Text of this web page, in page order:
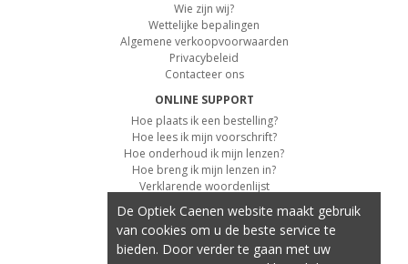
Wie zijn wij?
Wettelijke bepalingen
Algemene verkoopvoorwaarden
Privacybeleid
Contacteer ons
ONLINE SUPPORT
Hoe plaats ik een bestelling?
Hoe lees ik mijn voorschrift?
Hoe onderhoud ik mijn lenzen?
Hoe breng ik mijn lenzen in?
Verklarende woordenlijst
KLANTENSERVICE
Informatie over de levering
Informatie over de betaling
De Optiek Caenen website maakt gebruik
van cookies om u de beste service te
bieden. Door verder te gaan met uw